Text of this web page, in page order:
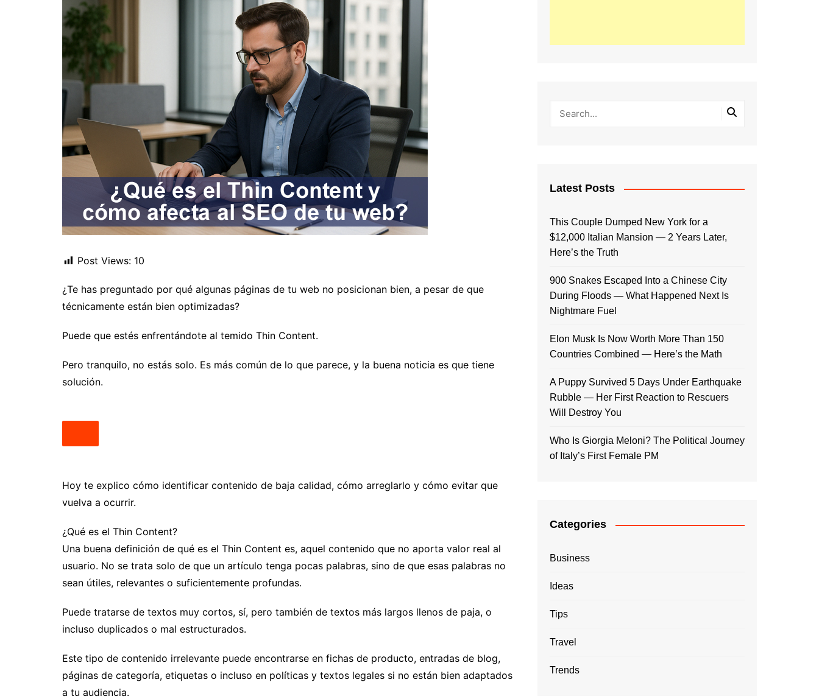
Post Views: 10
¿Te has preguntado por qué algunas páginas de tu web no posicionan bien, a pesar de que
técnicamente están bien optimizadas?
Puede que estés enfrentándote al temido Thin Content.
Pero tranquilo, no estás solo. Es más común de lo que parece, y la buena noticia es que tiene
solución.
Hoy te explico cómo identificar contenido de baja calidad, cómo arreglarlo y cómo evitar que
vuelva a ocurrir.
¿Qué es el Thin Content?
Una buena definición de qué es el Thin Content es, aquel contenido que no aporta valor real al
usuario. No se trata solo de que un artículo tenga pocas palabras, sino de que esas palabras no
sean útiles, relevantes o suficientemente profundas.
Puede tratarse de textos muy cortos, sí, pero también de textos más largos llenos de paja, o
incluso duplicados o mal estructurados.
Este tipo de contenido irrelevante puede encontrarse en fichas de producto, entradas de blog,
páginas de categoría, etiquetas o incluso en políticas y textos legales si no están bien adaptados
a tu audiencia.
Latest Posts
This Couple Dumped New York for a
$12,000 Italian Mansion — 2 Years Later,
Here’s the Truth
900 Snakes Escaped Into a Chinese City
During Floods — What Happened Next Is
Nightmare Fuel
Elon Musk Is Now Worth More Than 150
Countries Combined — Here’s the Math
A Puppy Survived 5 Days Under Earthquake
Rubble — Her First Reaction to Rescuers
Will Destroy You
Who Is Giorgia Meloni? The Political Journey
of Italy’s First Female PM
Categories
Business
Ideas
Tips
Travel
Trends